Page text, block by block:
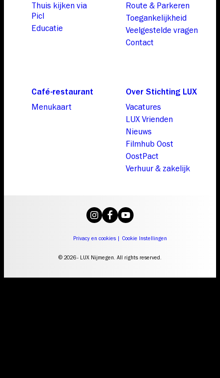
Thuis kijken via
Picl
Educatie
Route & Parkeren
Toegankelijkheid
Veelgestelde vragen
Contact
Café-restaurant
Menukaart
Over Stichting LUX
Vacatures
LUX Vrienden
Nieuws
Filmhub Oost
OostPact
Verhuur & zakelijk
Privacy en cookies Cookie Instellingen
© 2026 - LUX Nijmegen. All rights reserved.